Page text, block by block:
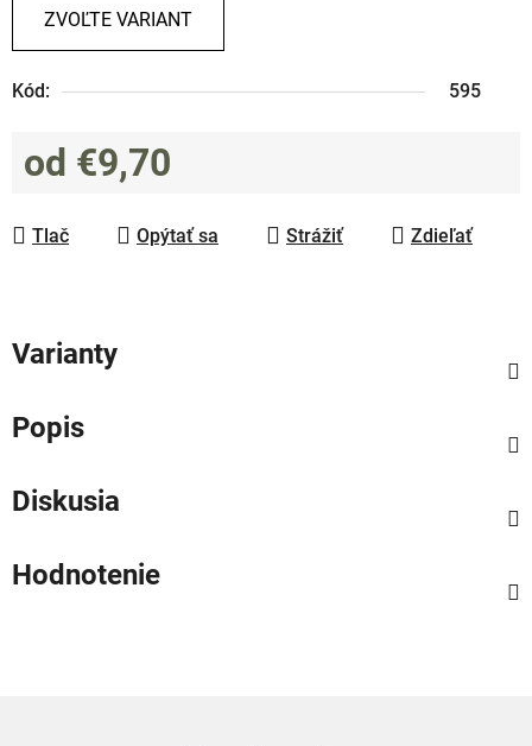
ZVOĽTE VARIANT
Kód: 595
od €9,70
Tlač
Opýtať sa Strážiť Zdieľať
Varianty
Popis
Diskusia
Hodnotenie